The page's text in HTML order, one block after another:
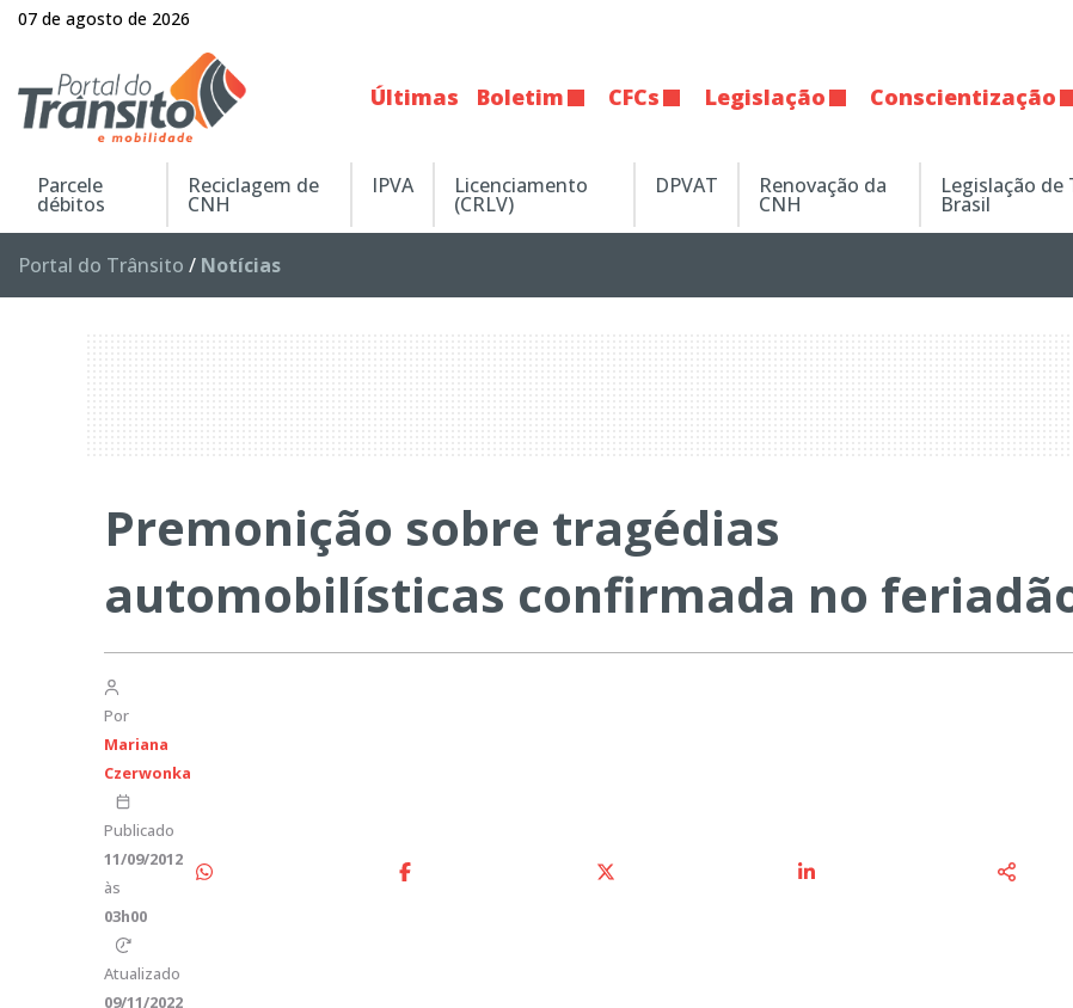
07 de agosto de 2026
Últimas Boletim CFCs Legislação Conscientização
Parcele
débitos
Reciclagem de
CNH
IPVA Licenciamento
(CRLV)
DPVAT Renovação da
CNH
Legislação
Brasil
Portal do Trânsito / Notícias
Premonição sobre tragédias
automobilísticas confirmada no
Por
Mariana
Czerwonka
Publicado
11/09/2012
às
03h00
Atualizado
09/11/2022